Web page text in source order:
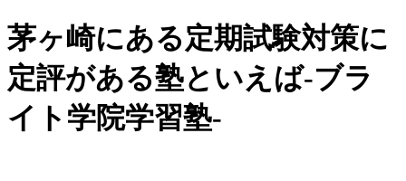
茅ヶ崎にある定期試験対策に
定評がある塾といえば-ブラ
イト学院学習塾-